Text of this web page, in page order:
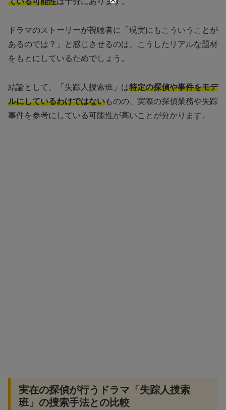
ドラマのストーリーが視聴者に「現実にもこういうことが
あるのでは？」と感じさせるのは、こうしたリアルな題材
をもとにしているためでしょう。
結論として、「失踪人捜索班」は特定の探偵や事件をモデ
ルにしているわけではないものの、実際の探偵業務や失踪
事件を参考にしている可能性が高いことが分かります。
実在の探偵が行うドラマ「失踪人捜索
班」の捜索手法との比較